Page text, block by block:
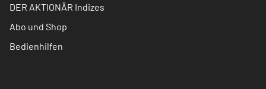
DER AKTIONÄR Indizes
Abo und Shop
Bedienhilfen